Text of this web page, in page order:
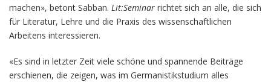
machen», betont Sabban. Lit:Seminar richtet sich an alle, die sich
für Literatur, Lehre und die Praxis des wissenschaftlichen
Arbeitens interessieren.
«Es sind in letzter Zeit viele schöne und spannende Beiträge
erschienen, die zeigen, was im Germanistikstudium alles